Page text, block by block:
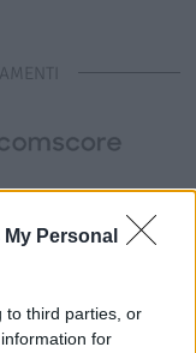
Personal
to third parties, or
for